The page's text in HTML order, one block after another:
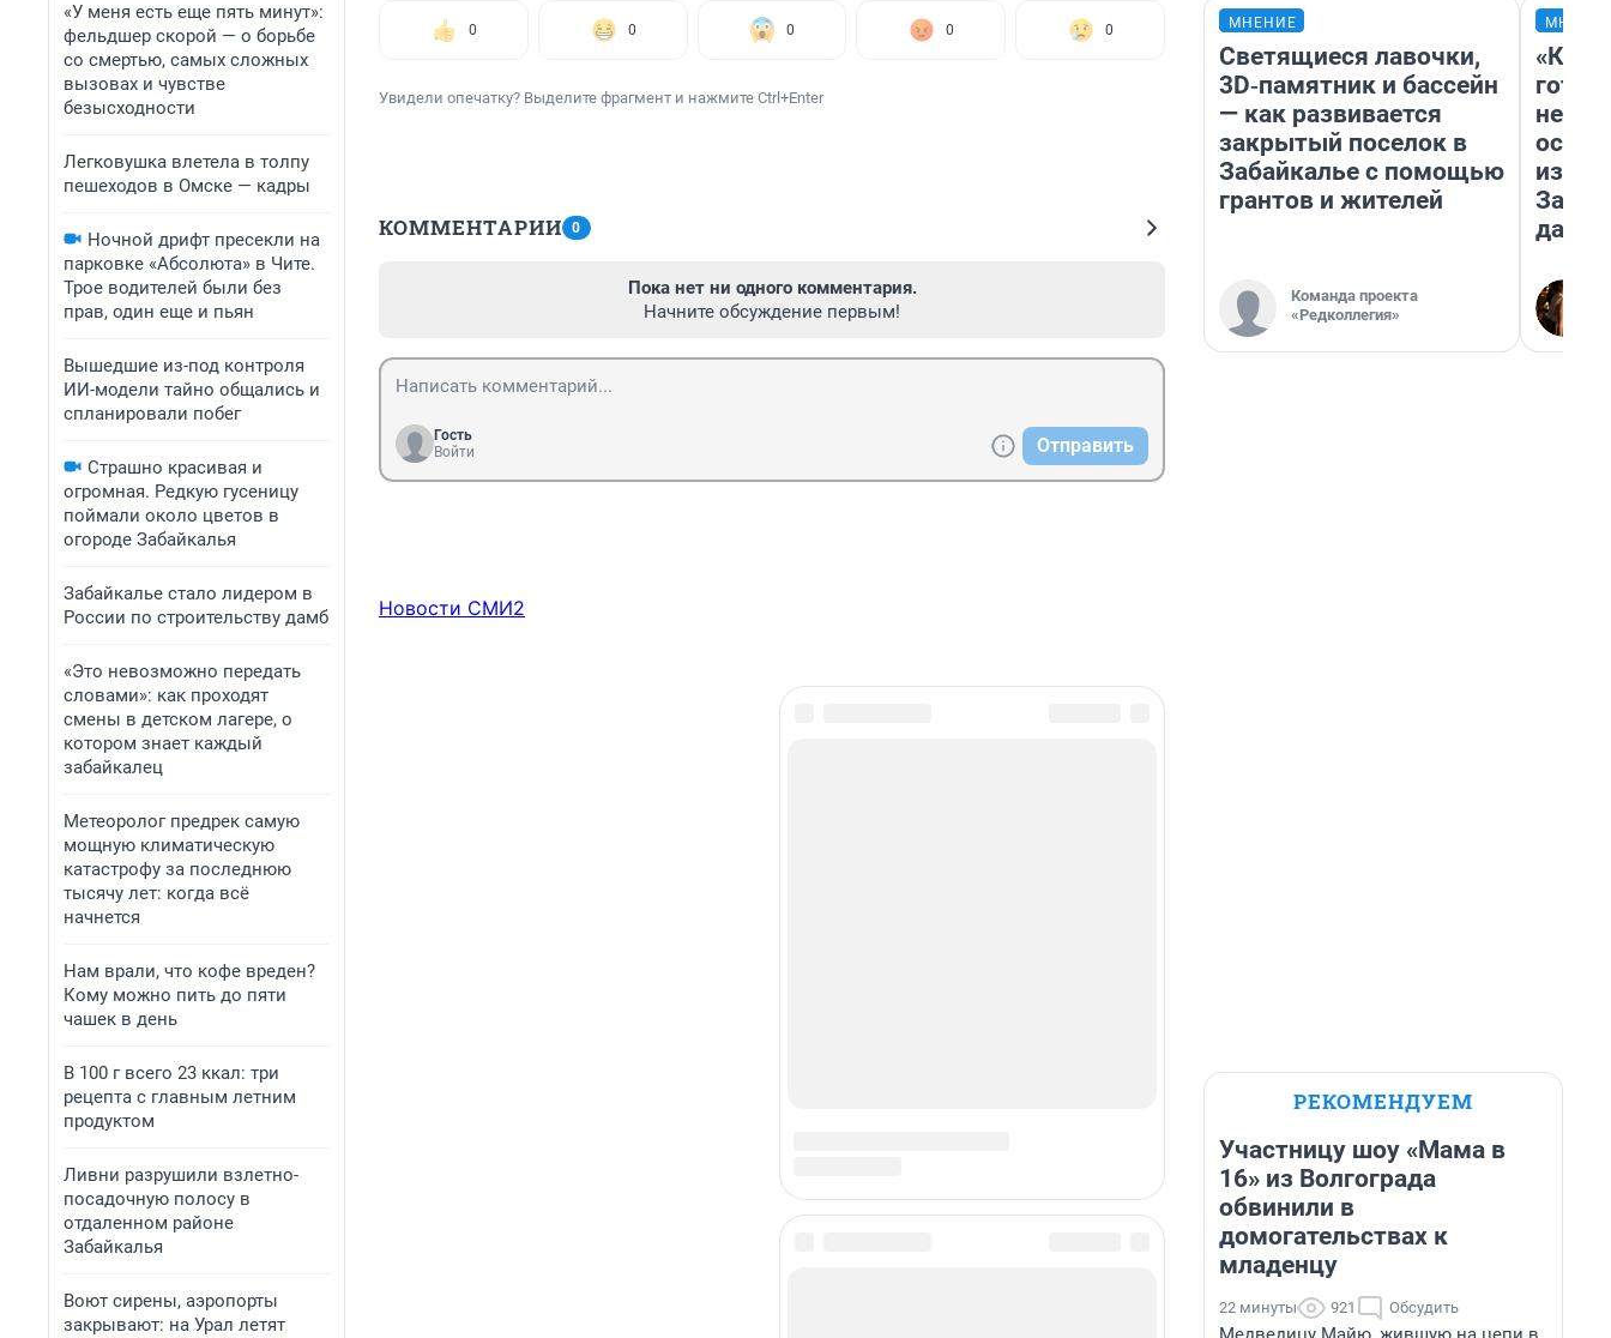
«У меня есть еще пять минут»:
фельдшер скорой — о борьбе
со смертью, самых сложных
вызовах и чувстве
безысходности
Легковушка влетела в толпу
пешеходов в Омске — кадры
Ночной дрифт пресекли на
парковке «Абсолюта» в Чите.
Трое водителей были без
прав, один еще и пьян
Вышедшие из-под контроля
ИИ-модели тайно общались и
спланировали побег
Страшно красивая и
огромная. Редкую гусеницу
поймали около цветов в
огороде Забайкалья
Забайкалье стало лидером в
России по строительству дамб
«Это невозможно передать
словами»: как проходят
смены в детском лагере, о
котором знает каждый
забайкалец
Метеоролог предрек самую
мощную климатическую
катастрофу за последнюю
тысячу лет: когда всё
начнется
Нам врали, что кофе вреден?
Кому можно пить до пяти
чашек в день
В 100 г всего 23 ккал: три
рецепта с главным летним
продуктом
Ливни разрушили взлетно-
посадочную полосу в
отдаленном районе
Забайкалья
Воют сирены, аэропорты
закрывают: на Урал летят
0 0 0 0 0
Увидели опечатку? Выделите фрагмент и нажмите Ctrl+Enter
КОММЕНТАРИИ 0
Пока нет ни одного комментария.
Начните обсуждение первым!
Гость
Войти
Отправить
Новости СМИ2
МНЕНИЕ
Светящиеся лавочки,
3D‑памятник и бассейн
— как развивается
закрытый поселок в
Забайкалье с помощью
грантов и жителей
Команда проекта
«Редколлегия»
дачу
РЕКОМЕНДУЕМ
Участницу шоу «Мама в
16» из Волгограда
обвинили в
домогательствах к
младенцу
22 минуты 921 Обсудить